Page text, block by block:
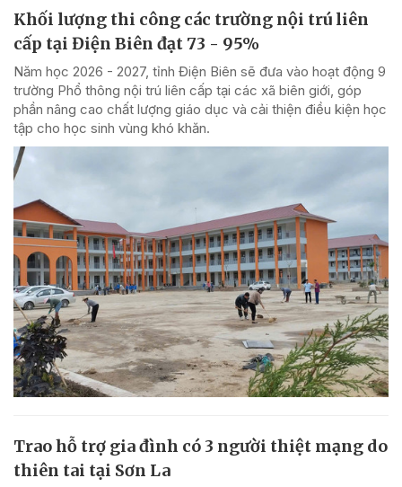
Khối lượng thi công các trường nội trú liên
cấp tại Điện Biên đạt 73 - 95%
Năm học 2026 - 2027, tỉnh Điện Biên sẽ đưa vào hoạt động 9
trường Phổ thông nội trú liên cấp tại các xã biên giới, góp
phần nâng cao chất lượng giáo dục và cải thiện điều kiện học
tập cho học sinh vùng khó khăn.
Trao hỗ trợ gia đình có 3 người thiệt mạng do
thiên tai tại Sơn La